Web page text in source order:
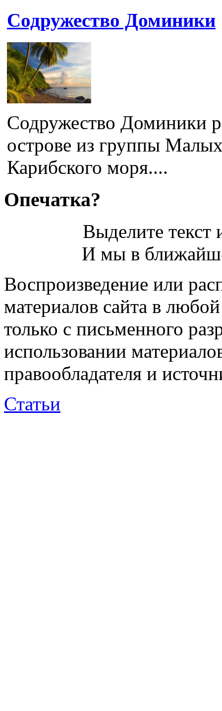
Содружество Доминики
Содружество Доминики
острове из группы
Карибского моря....
Опечатка?
Выделите
И мы в
Воспроизведение или
материалов сайта в
только с письменного
использовании
правообладателя и
Статьи